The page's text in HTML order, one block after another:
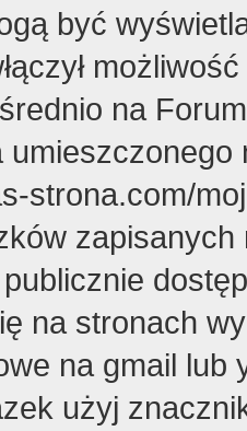
być
na
strona.com/
na stronach
na gmail lub
użyj